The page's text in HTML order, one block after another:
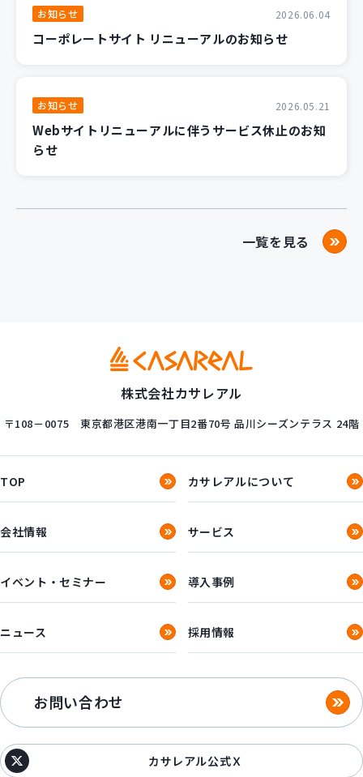
お知らせ 2026.06.04
コーポレートサイト リニューアルのお知らせ
お知らせ 2026.05.21
Webサイトリニューアルに伴うサービス休止のお知
らせ
一覧を見る
株式会社カサレアル
〒108－0075 東京都港区港南一丁目2番70号 品川シーズンテラス 24階
TOP カサレアルについて
会社情報 サービス
イベント・セミナー 導入事例
ニュース 採用情報
お問い合わせ
カサレアル公式Ｘ